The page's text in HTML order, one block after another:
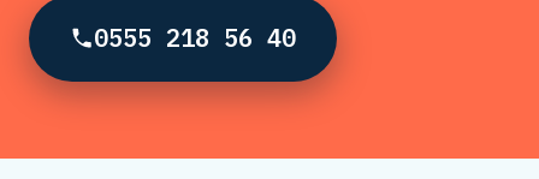
0555 218 56 40